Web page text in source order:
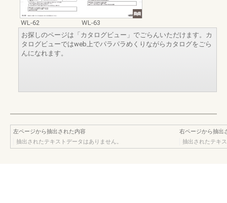
WL-62
WL-63
お探しのページは「カタログビュー」でごらんいただけます。カ
タログビューではweb上でパラパラめくりながらカタログをごら
んになれます。
左ページから抽出された内容
抽出されたテキストデータはありません。
右ページから抽出
抽出されたテキ